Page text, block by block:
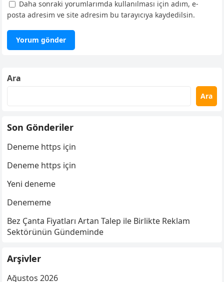
Daha sonraki yorumlarımda kullanılması için adım, e-
posta adresim ve site adresim bu tarayıcıya kaydedilsin.
Ara
Ara
Son Gönderiler
Deneme https için
Deneme https için
Yeni deneme
Denememe
Bez Çanta Fiyatları Artan Talep ile Birlikte Reklam
Sektörünün Gündeminde
Arşivler
Ağustos 2026